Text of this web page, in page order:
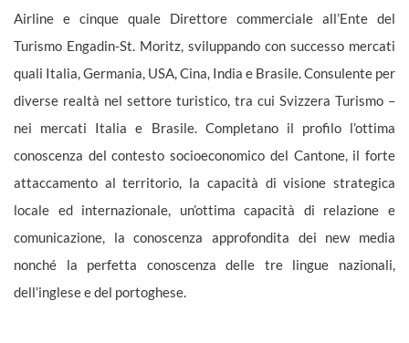
Airline e cinque quale Direttore commerciale all’Ente del
Turismo Engadin-St. Moritz, sviluppando con successo mercati
quali Italia, Germania, USA, Cina, India e Brasile.Consulente per
diverse realtà nel settore turistico, tra cui Svizzera Turismo –
nei mercati Italia e Brasile. Completano il profilo l’ottima
conoscenza del contesto socioeconomico del Cantone, il forte
attaccamento al territorio, la capacità di visione strategica
locale ed internazionale, un’ottima capacità di relazione e
comunicazione, la conoscenza approfondita dei new media
nonché la perfetta conoscenza delle tre lingue nazionali,
dell’ingleseedel portoghese.